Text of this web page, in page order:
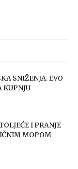
SNIŽENJA. EVO
KUPNJU
I PRANJE
MOPOM